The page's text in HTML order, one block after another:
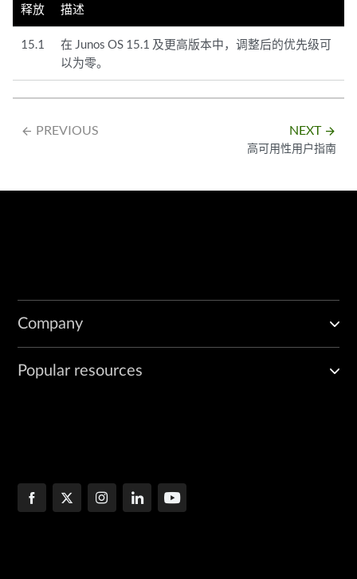
释放 描述
15.1
在 Junos OS 15.1 及更高版本中，调整后的优先级可
以为零。
arrow_backward PREVIOUS NEXT arrow_forward
高可用性用户指南
Company
Popular resources